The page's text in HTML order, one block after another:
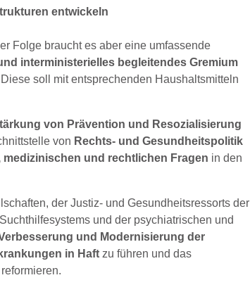
entwickeln
Folge braucht es aber eine umfassende
interministerielles begleitendes Gremium
soll mit entsprechenden Haushaltsmitteln
von Prävention und Resozialisierung
von Rechts- und Gesundheitspolitik
und rechtlichen Fragen in den
der Justiz- und Gesundheitsressorts der
und der psychiatrischen und
und Modernisierung der
in Haft zu führen und das